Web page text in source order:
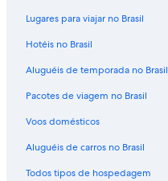
Lugares para viajar no Brasil
Hotéis no Brasil
Aluguéis de temporada no Brasil
Pacotes de viagem no Brasil
Voos domésticos
Aluguéis de carros no Brasil
Todos tipos de hospedagem